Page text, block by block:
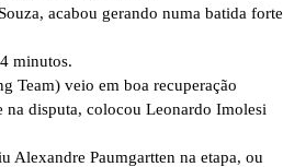
acabou gerando numa batida forte
minutos.
Team) veio em boa recuperação
disputa, colocou Leonardo Imolesi
Alexandre Paumgartten na etapa, ou